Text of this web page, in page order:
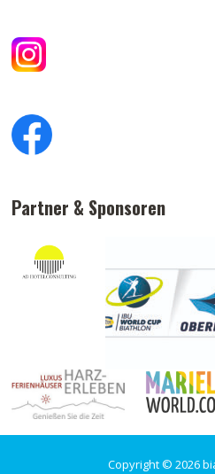
Partner & Sponsoren
Copyright © 2026